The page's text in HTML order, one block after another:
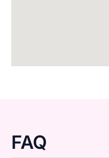
FAQ